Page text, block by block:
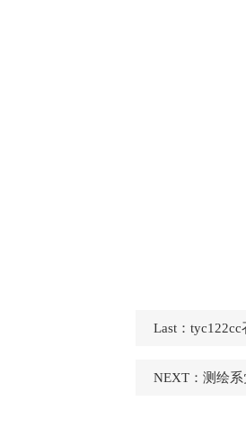
Last：
NEXT： 测绘